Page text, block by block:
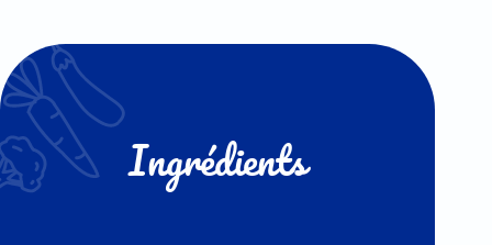
Ingrédients